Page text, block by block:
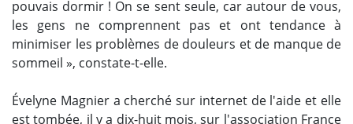
pouvais dormir ! On se sent seule, car autour de vous,
les gens ne comprennent pas et ont tendance à
minimiser les problèmes de douleurs et de manque de
sommeil », constate-t-elle.
Évelyne Magnier a cherché sur internet de l'aide et elle
est tombée, il y a dix-huit mois, sur l'association France